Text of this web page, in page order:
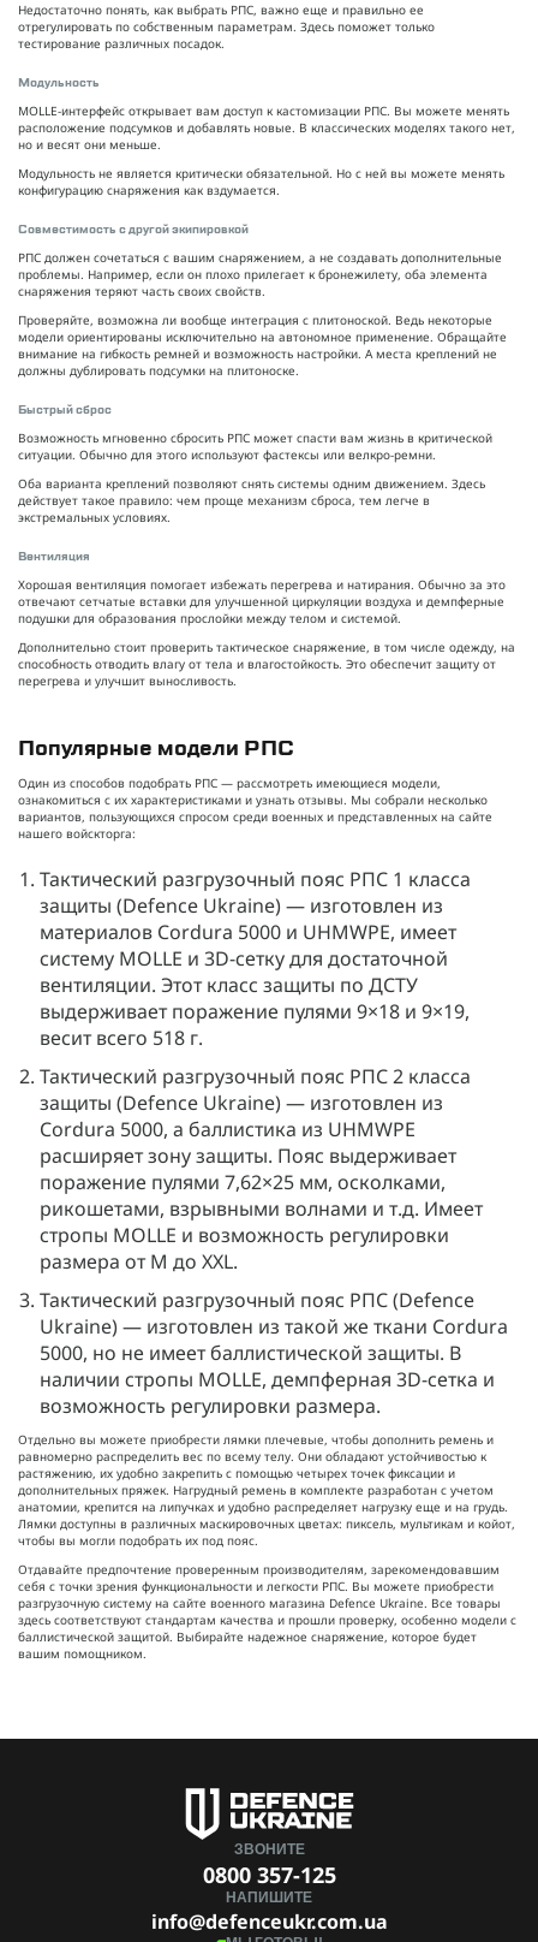
Недостаточно понять, как выбрать РПС, важно еще и правильно ее
отрегулировать по собственным параметрам. Здесь поможет только
тестирование различных посадок.
Модульность
MOLLE-интерфейс открывает вам доступ к кастомизации РПС. Вы можете менять
расположение подсумков и добавлять новые. В классических моделях такого нет,
но и весят они меньше.
Модульность не является критически обязательной. Но с ней вы можете менять
конфигурацию снаряжения как вздумается.
Совместимость с другой экипировкой
РПС должен сочетаться с вашим снаряжением, а не создавать дополнительные
проблемы. Например, если он плохо прилегает к бронежилету, оба элемента
снаряжения теряют часть своих свойств.
Проверяйте, возможна ли вообще интеграция с плитоноской. Ведь некоторые
модели ориентированы исключительно на автономное применение. Обращайте
внимание на гибкость ремней и возможность настройки. А места креплений не
должны дублировать подсумки на плитоноске.
Быстрый сброс
Возможность мгновенно сбросить РПС может спасти вам жизнь в критической
ситуации. Обычно для этого используют фастексы или велкро-ремни.
Оба варианта креплений позволяют снять системы одним движением. Здесь
действует такое правило: чем проще механизм сброса, тем легче в
экстремальных условиях.
Вентиляция
Хорошая вентиляция помогает избежать перегрева и натирания. Обычно за это
отвечают сетчатые вставки для улучшенной циркуляции воздуха и демпферные
подушки для образования прослойки между телом и системой.
Дополнительно стоит проверить тактическое снаряжение, в том числе одежду, на
способность отводить влагу от тела и влагостойкость. Это обеспечит защиту от
перегрева и улучшит выносливость.
Популярные модели РПС
Один из способов подобрать РПС — рассмотреть имеющиеся модели,
ознакомиться с их характеристиками и узнать отзывы. Мы собрали несколько
вариантов, пользующихся спросом среди военных и представленных на сайте
нашего войскторга:
Тактический разгрузочный пояс РПС 1 класса
защиты (Defence Ukraine) — изготовлен из
материалов Cordura 5000 и UHMWPE, имеет
систему MOLLE и 3D-сетку для достаточной
вентиляции. Этот класс защиты по ДСТУ
выдерживает поражение пулями 9×18 и 9×19,
весит всего 518 г.
Тактический разгрузочный пояс РПС 2 класса
защиты (Defence Ukraine) — изготовлен из
Cordura 5000, а баллистика из UHMWPE
расширяет зону защиты. Пояс выдерживает
поражение пулями 7,62×25 мм, осколками,
рикошетами, взрывными волнами и т.д. Имеет
стропы MOLLE и возможность регулировки
размера от M до XXL.
Тактический разгрузочный пояс РПС (Defence
Ukraine) — изготовлен из такой же ткани Cordura
5000, но не имеет баллистической защиты. В
наличии стропы MOLLE, демпферная 3D-сетка и
возможность регулировки размера.
Отдельно вы можете приобрести лямки плечевые, чтобы дополнить ремень и
равномерно распределить вес по всему телу. Они обладают устойчивостью к
растяжению, их удобно закрепить с помощью четырех точек фиксации и
дополнительных пряжек. Нагрудный ремень в комплекте разработан с учетом
анатомии, крепится на липучках и удобно распределяет нагрузку еще и на грудь.
Лямки доступны в различных маскировочных цветах: пиксель, мультикам и койот,
чтобы вы могли подобрать их под пояс.
Отдавайте предпочтение проверенным производителям, зарекомендовавшим
себя с точки зрения функциональности и легкости РПС. Вы можете приобрести
разгрузочную систему на сайте военного магазина Defence Ukraine. Все товары
здесь соответствуют стандартам качества и прошли проверку, особенно модели с
баллистической защитой. Выбирайте надежное снаряжение, которое будет
вашим помощником.
ЗВОНИТЕ
0800 357-125
НАПИШИТЕ
info@defenceukr.com.ua